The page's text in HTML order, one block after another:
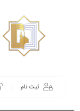
ثبت نام